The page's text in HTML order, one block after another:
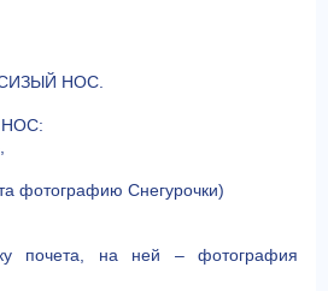
НОС.
фотографию Снегурочки)
почета, на ней – фотография